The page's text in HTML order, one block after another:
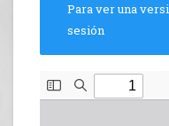
Para ver una
sesión